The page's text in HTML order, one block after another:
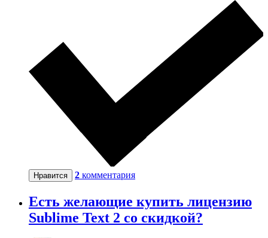
Нравится 2 комментария
Есть желающие купить лицензию
Sublime Text 2 со скидкой?